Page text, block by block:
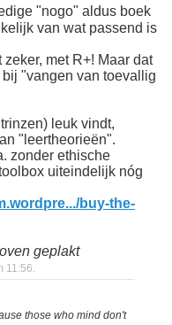
"nogo" aldus boek
van wat passend is
met R+! Maar dat
"vangen van toevallig
leuk vindt,
"leertheorieën".
zonder ethische
uiteindelijk nóg
buy-the-
geplakt
11:56.
those who mind don't